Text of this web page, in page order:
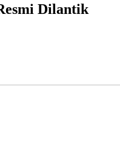
Dilantik